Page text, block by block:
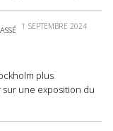
1 SEPTEMBRE 2024
plus
une exposition du